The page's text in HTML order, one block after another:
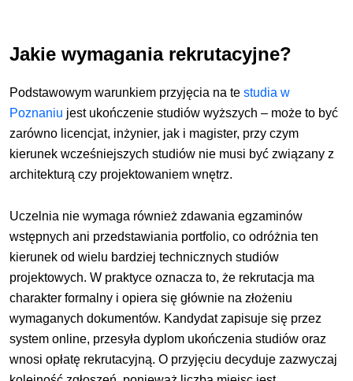
Jakie wymagania rekrutacyjne?
Podstawowym warunkiem przyjęcia na testudia w
Poznaniu jest ukończenie studiów wyższych – może to być
zarówno licencjat, inżynier, jak i magister, przy czym
kierunek wcześniejszych studiów nie musi być związany z
architekturą czy projektowaniem wnętrz.
Uczelnia nie wymaga również zdawania egzaminów
wstępnych ani przedstawiania portfolio, co odróżnia ten
kierunek od wielu bardziej technicznych studiów
projektowych. W praktyce oznacza to, że rekrutacja ma
charakter formalny i opiera się głównie na złożeniu
wymaganych dokumentów. Kandydat zapisuje się przez
system online, przesyła dyplom ukończenia studiów oraz
wnosi opłatę rekrutacyjną. O przyjęciu decyduje zazwyczaj